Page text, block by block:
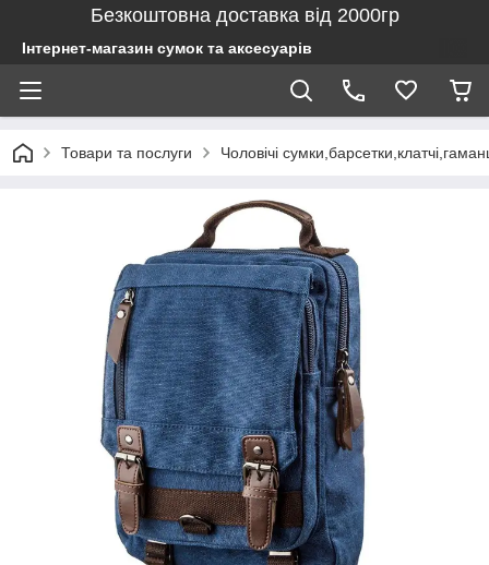
Безкоштовна доставка від 2000гр
Інтернет-магазин сумок та аксесуарів
Товари та послуги Чоловічі